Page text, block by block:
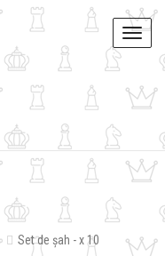
Toggle
Set de șah - х 10